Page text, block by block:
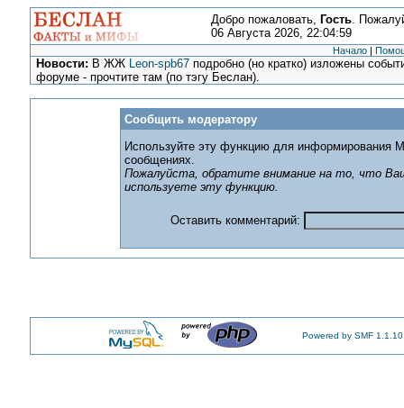
Добро пожаловать, Гость.
06 Августа 2026, 22:04:59
Начало |
Новости: В ЖЖ Leon-spb67 подробно (но кратко) изложены
форуме - прочтите там (по тэгу Беслан).
Сообщить модератору
Используйте эту функцию для информирования
сообщениях.
Пожалуйста, обратите внимание на то, что
используете эту функцию.
Оставить комментарий:
Powered by SMF 1.1.10